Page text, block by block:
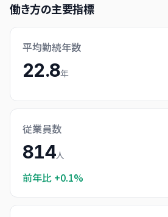
働き方の主要指標
平均勤続年数
22.8年
従業員数
814人
前年比 +0.1%